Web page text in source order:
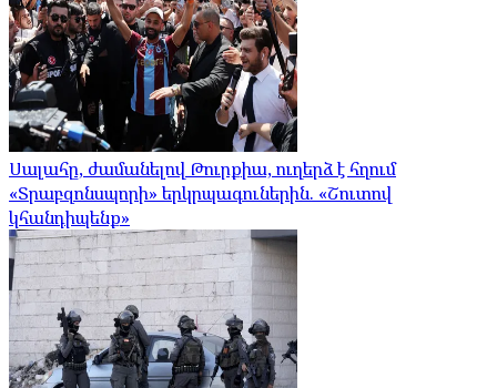
Սալահը, ժամանելով Թուրքիա, ուղերձ է հղում
«Տրաբզոնսպորի» երկրպագուներին. «Շուտով
կհանդիպենք»